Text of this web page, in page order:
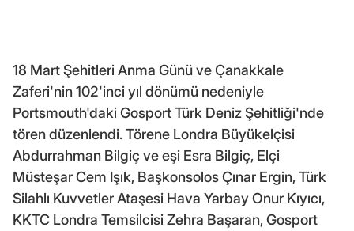
18 Mart Şehitleri Anma Günü ve Çanakkale
Zaferi'nin 102'inci yıl dönümü nedeniyle
Portsmouth'daki Gosport Türk Deniz Şehitliği'nde
tören düzenlendi. Törene Londra Büyükelçisi
Abdurrahman Bilgiç ve eşi Esra Bilgiç, Elçi
Müsteşar Cem Işık, Başkonsolos Çınar Ergin, Türk
Silahlı Kuvvetler Ataşesi Hava Yarbay Onur Kıyıcı,
KKTC Londra Temsilcisi Zehra Başaran, Gosport